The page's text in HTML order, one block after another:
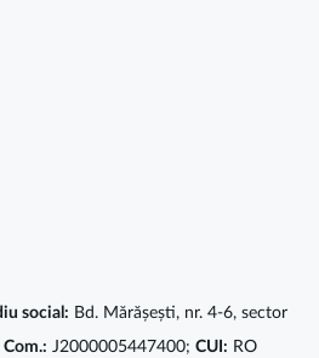
social: Bd. Mărășești, nr. 4-6, sector
Com.: J2000005447400; CUI: RO